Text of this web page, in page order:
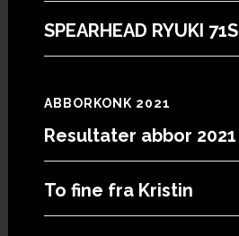
SPEARHEAD RYUKI 71S
ABBORKONK 2021
Resultater abbor 2021
To fine fra Kristin